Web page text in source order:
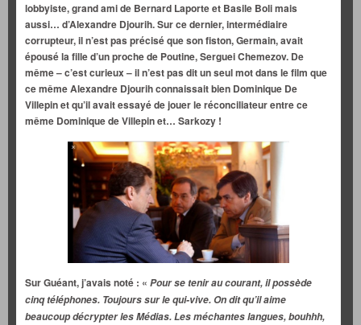
lobbyiste, grand ami de Bernard Laporte et Basile Boli mais
aussi… d’Alexandre Djourih. Sur ce dernier, intermédiaire
corrupteur, il n’est pas précisé que son fiston,Germain, avait
épousé la fille d’un proche de Poutine, Serguei Chemezov. De
même – c’est curieux – il n’est pas dit un seul mot dans le film que
ce même Alexandre Djourih connaissait bien Dominique De
Villepin et qu’il avait essayé de jouer le réconciliateur entre ce
même Dominique de Villepin et… Sarkozy !
Sur Guéant, j’avais noté : « Pour se tenir au courant, il possède
cinq téléphones. Toujours sur le qui-vive. On dit qu’il aime
beaucoup décrypter les Médias. Les méchantes langues, bouhhh,